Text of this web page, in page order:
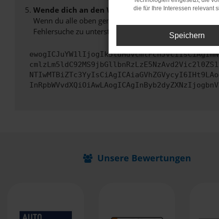
Wende dich an den Webseitenbetreiber.
Wenn du alle oben genannten Schritte versucht hast,
Fehlersuche zu unterstützen:
Unsere Bewertungen
die für Ihre Interessen relevant
Speichern